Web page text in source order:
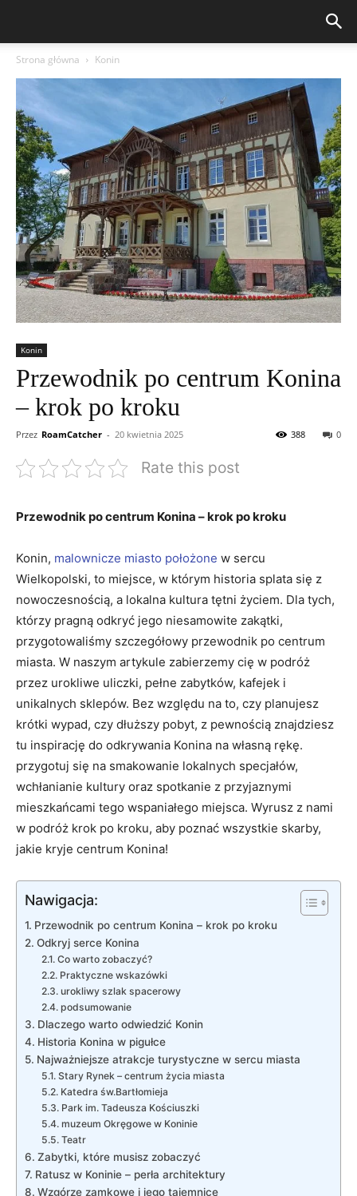
Strona główna Konin
Konin
Przewodnik po centrum Konina
– krok po kroku
Przez RoamCatcher - 20 kwietnia 2025 0
388
Rate this post
Przewodnik po centrum ⁣Konina – krok po ‌kroku
Konin, malownicze miasto położone ⁢ w sercu
Wielkopolski, to miejsce,⁢ w którym historia splata się z
nowoczesnością, a lokalna kultura tętni‌ życiem. Dla tych,
którzy pragną odkryć jego niesamowite zakątki,‌
przygotowaliśmy szczegółowy przewodnik po ⁢centrum
miasta. W naszym ⁣artykule zabierzemy cię w podróż
przez urokliwe uliczki, pełne zabytków, kafejek i
unikalnych ​sklepów. ⁣Bez względu na ‌to, czy planujesz
krótki wypad, czy dłuższy ​pobyt, z​ pewnością znajdziesz
tu inspirację do odkrywania Konina na⁢ własną ⁣rękę.
‌przygotuj ‌się na smakowanie‍ lokalnych specjałów,
wchłanianie kultury oraz spotkanie​ z przyjaznymi
mieszkańcami tego wspaniałego⁢ miejsca. ⁣Wyrusz z nami
w⁢ podróż⁤ krok po kroku, aby⁢ poznać ⁣wszystkie ⁤skarby,
jakie kryje centrum Konina!
Nawigacja:
Przewodnik po centrum Konina – krok​ po ⁢kroku
Odkryj serce Konina
Co warto zobaczyć?
Praktyczne ‌wskazówki
urokliwy ​szlak‌ spacerowy
podsumowanie
Dlaczego‌ warto odwiedzić Konin
Historia⁢ Konina w ⁢pigułce
Najważniejsze atrakcje turystyczne w⁣ sercu miasta
Stary Rynek – centrum‌ życia miasta
Katedra św.Bartłomieja
Park im. Tadeusza Kościuszki
muzeum Okręgowe w Koninie
Teatr
Zabytki, które musisz ‍zobaczyć
Ratusz w ⁣Koninie ⁣– perła architektury
Wzgórze zamkowe i‌ jego⁣ tajemnice